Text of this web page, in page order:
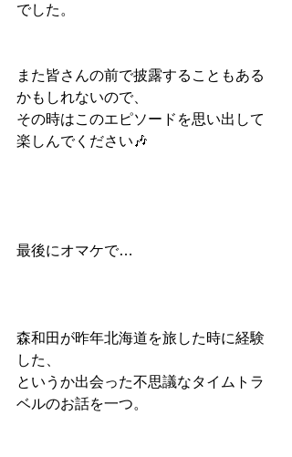
でした。
また皆さんの前で披露することもある
かもしれないので、
その時はこのエピソードを思い出して
楽しんでください🎶
最後にオマケで…
森和田が昨年北海道を旅した時に経験
した、
というか出会った不思議なタイムトラ
ベルのお話を一つ。